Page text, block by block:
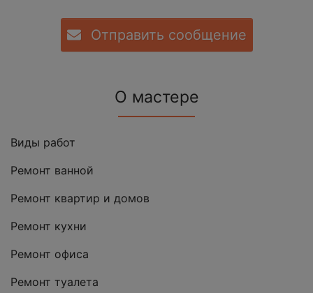
Отправить сообщение
О мастере
Виды работ
Ремонт ванной
Ремонт квартир и домов
Ремонт кухни
Ремонт офиса
Ремонт туалета